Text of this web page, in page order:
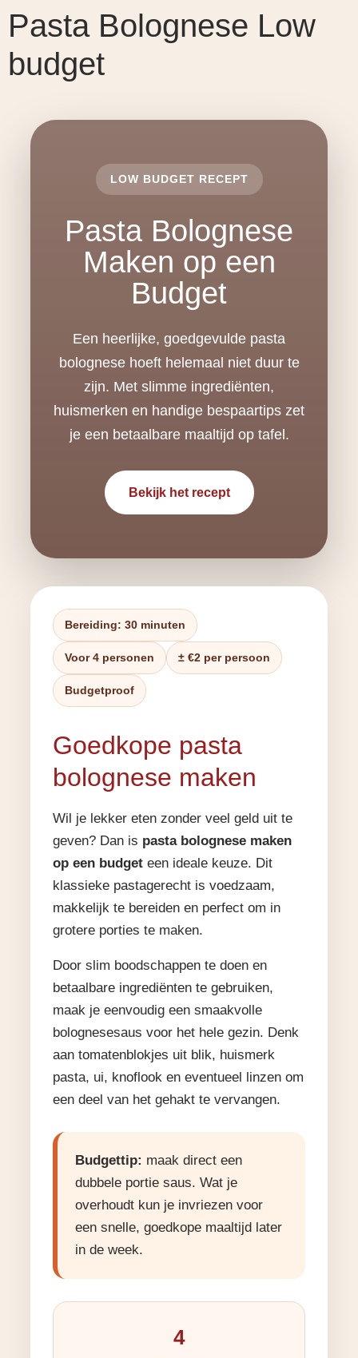
Pasta Bolognese Low
budget
LOW BUDGET RECEPT
Pasta Bolognese
Maken op een
Budget
Een heerlijke, goedgevulde pasta
bolognese hoeft helemaal niet duur te
zijn. Met slimme ingrediënten,
huismerken en handige bespaartips zet
je een betaalbare maaltijd op tafel.
Bekijk het recept
Bereiding: 30 minuten
Voor 4 personen ± €2 per persoon
Budgetproof
Goedkope pasta
bolognese maken
Wil je lekker eten zonder veel geld uit te
geven? Dan is pasta bolognese maken
op een budget een ideale keuze. Dit
klassieke pastagerecht is voedzaam,
makkelijk te bereiden en perfect om in
grotere porties te maken.
Door slim boodschappen te doen en
betaalbare ingrediënten te gebruiken,
maak je eenvoudig een smaakvolle
bolognesesaus voor het hele gezin. Denk
aan tomatenblokjes uit blik, huismerk
pasta, ui, knoflook en eventueel linzen om
een deel van het gehakt te vervangen.
Budgettip: maak direct een
dubbele portie saus. Wat je
overhoudt kun je invriezen voor
een snelle, goedkope maaltijd later
in de week.
4